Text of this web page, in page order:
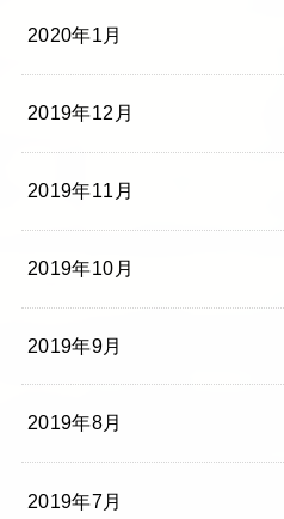
2020年1月
2019年12月
2019年11月
2019年10月
2019年9月
2019年8月
2019年7月